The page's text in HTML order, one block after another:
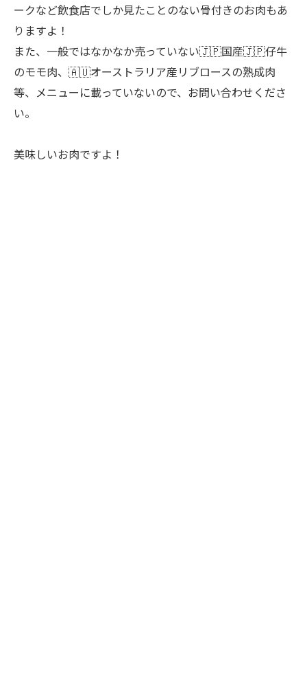
ークなど飲食店でしか見たことのない骨付きのお肉もあ
りますよ！
また、一般ではなかなか売っていない🇯🇵国産🇯🇵仔牛
のモモ肉、🇦🇺オーストラリア産リブロースの熟成肉
等、メニューに載っていないので、お問い合わせくださ
い。
美味しいお肉ですよ！